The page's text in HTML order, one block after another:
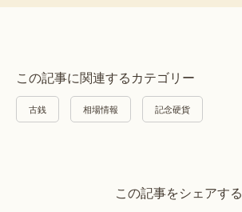
この記事に関連するカテゴリー
古銭 相場情報 記念硬貨
この記事をシェアする